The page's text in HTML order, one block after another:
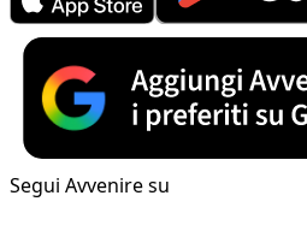
Segui Avvenire su